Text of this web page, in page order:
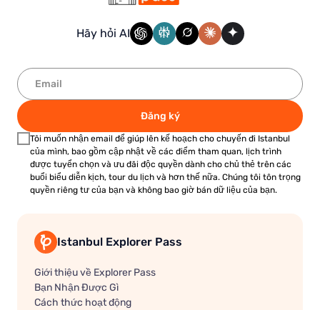
Hãy hỏi AI
Đăng ký
Tôi muốn nhận email để giúp lên kế hoạch cho chuyến đi Istanbul
của mình, bao gồm cập nhật về các điểm tham quan, lịch trình
được tuyển chọn và ưu đãi độc quyền dành cho chủ thẻ trên các
buổi biểu diễn kịch, tour du lịch và hơn thế nữa. Chúng tôi tôn trọng
quyền riêng tư của bạn và không bao giờ bán dữ liệu của bạn.
Istanbul Explorer Pass
Giới thiệu về Explorer Pass
Bạn Nhận Được Gì
Cách thức hoạt động